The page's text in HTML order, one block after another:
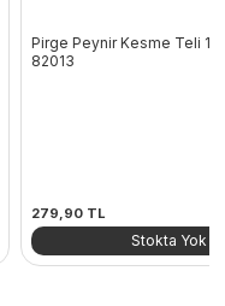
Pirge Peynir Kesme Teli
82013
279,90 TL
Stokta Yok